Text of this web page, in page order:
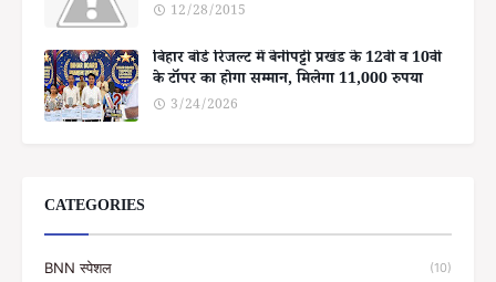
12/28/2015
बिहार बोर्ड रिजल्ट में बेनीपट्टी प्रखंड के 12वीं व 10वीं
के टॉपर का होगा सम्मान, मिलेगा 11,000 रुपया
3/24/2026
CATEGORIES
BNN स्पेशल (10)